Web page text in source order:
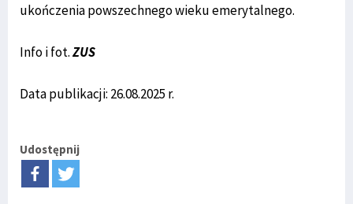
ukończenia powszechnego wieku emerytalnego.
Info i fot.ZUS
Data publikacji: 26.08.2025 r.
Udostępnij